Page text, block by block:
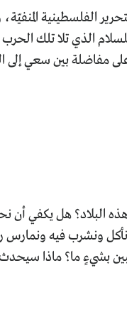
الفلسطينية
مؤتمر مدريد للسلام
مفاضلة بين سعي
نأكل ونشرب فيه ونمارس
بشيءٍ ما؟ ماذا